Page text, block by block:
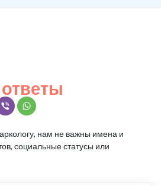
ответы
нам не важны имена и
социальные статусы или